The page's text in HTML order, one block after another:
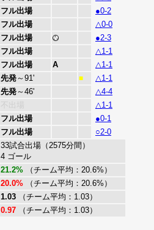
フル出場
●0-2
フル出場
△0-0
フル出場
●2-3
フル出場
△1-1
フル出場 A
△1-1
先発～91' ■
△1-1
先発～46'
△4-4
不出場
△1-1
フル出場
●0-1
フル出場 ○2-0
33試合出場（2575分間）
4 ゴール
21.2% （チーム平均：20.6%）
20.0% （チーム平均：20.6%）
1.03 （チーム平均：1.03）
0.97 （チーム平均：1.03）